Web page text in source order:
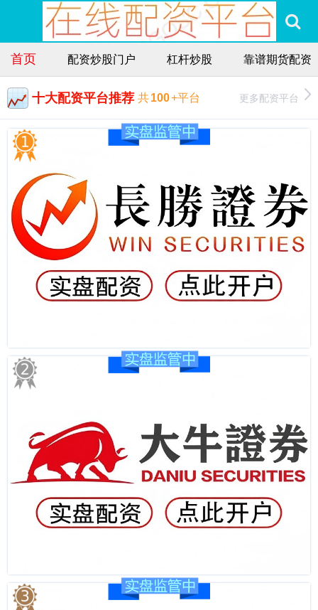
首页 配资炒股门户 杠杆炒股 靠谱期货配资
十大配资平台推荐 共100+平台 更多配资平台